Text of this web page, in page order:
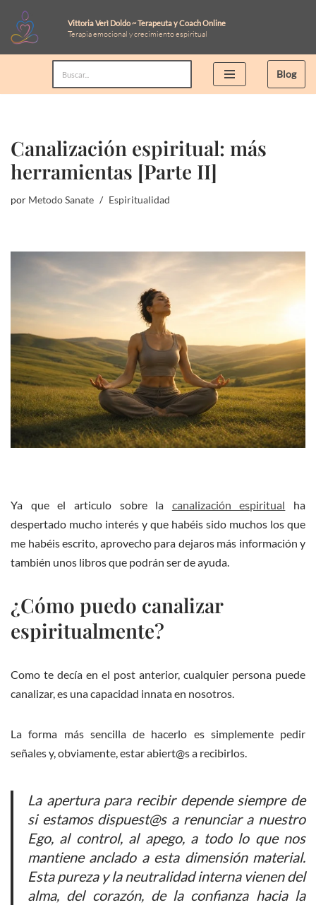
Saltar
al
Vittoria Verì Doldo ~ Terapeuta y Coach Online
Terapia emocional y crecimiento espiritual
Blog
Canalización espiritual: más
herramientas [Parte II]
por Metodo Sanate Espiritualidad
Ya que el articulo sobre la canalización espiritual ha
despertado mucho interés y que habéis sido muchos los que
me habéis escrito, aprovecho para dejaros más información y
también unos libros que podrán ser de ayuda.
¿Cómo puedo canalizar
espiritualmente?
Como te decía en el post anterior, cualquier persona puede
canalizar, es una capacidad innata en nosotros.
La forma más sencilla de hacerlo es simplemente pedir
señales y, obviamente, estar abiert@s a recibirlos.
La apertura para recibir depende siempre de
si estamos dispuest@s a renunciar a nuestro
Ego, al control, al apego, a todo lo que nos
mantiene anclado a esta dimensión material.
Esta pureza y la neutralidad interna vienen del
alma, del corazón, de la confianza hacia la